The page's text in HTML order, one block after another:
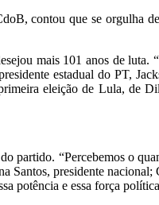
contou que se orgulha
mais 101 anos de
estadual do PT,
eleição de Lula, de
partido. “Percebemos o
Santos, presidente
potência e essa força